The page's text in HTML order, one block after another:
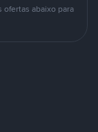
ofertas abaixo para